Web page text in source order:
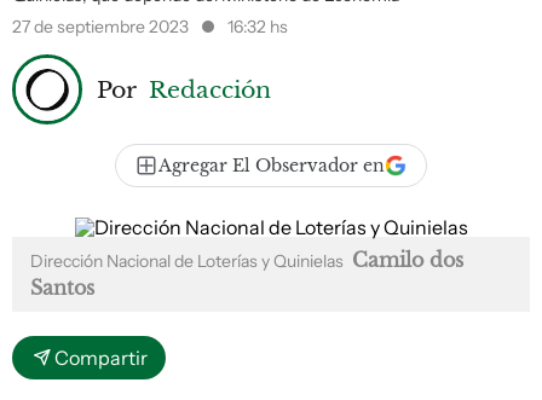
27 de septiembre 2023
16:32 hs
Por Redacción
Agregar El Observador en
Dirección Nacional de Loterías y Quinielas Camilo dos
Santos
Compartir